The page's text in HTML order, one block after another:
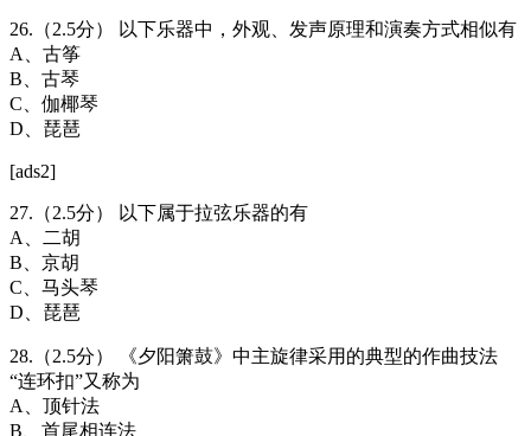
26.（2.5分） 以下乐器中，外观、发声原理和演奏方式相似有
A、古筝
B、古琴
C、伽椰琴
D、琵琶
[ads2]
27.（2.5分） 以下属于拉弦乐器的有
A、二胡
B、京胡
C、马头琴
D、琵琶
28.（2.5分） 《夕阳箫鼓》中主旋律采用的典型的作曲技法
“连环扣”又称为
A、顶针法
B、首尾相连法